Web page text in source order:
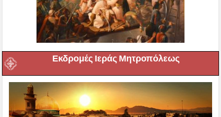
Εκδρομές Ιεράς Μητροπόλεως